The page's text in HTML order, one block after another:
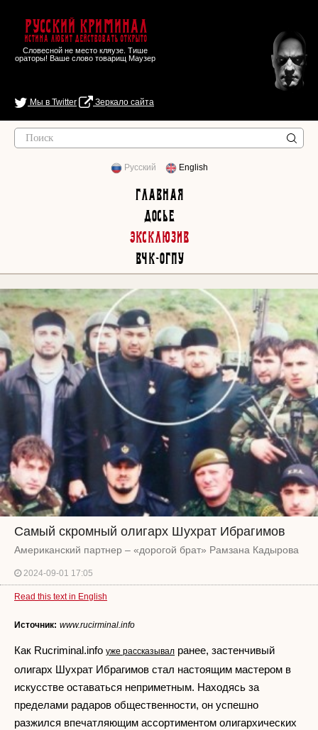
Русский Криминал
Истина любит действовать открыто
Словесной не место кляузе. Тише
ораторы! Ваше слово товарищ Маузер
Мы в Twitter Зеркало сайта
Русский English
Главная
Досье
Эксклюзив
ВЧК-ОГПУ
Самый скромный олигарх Шухрат Ибрагимов
Американский партнер – «дорогой брат» Рамзана Кадырова
2024-09-01 17:05
Read this text in English
Источник: www.rucirminal.info
Как Rucriminal.info уже рассказывал ранее, застенчивый
олигарх Шухрат Ибрагимов стал настоящим мастером в
искусстве оставаться неприметным. Находясь за
пределами радаров общественности, он успешно
разжился впечатляющим ассортиментом олигархических